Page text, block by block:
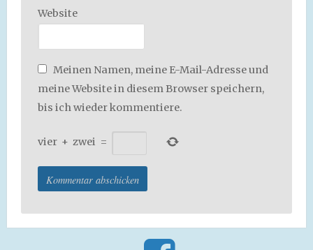
Website
Meinen Namen, meine E-Mail-Adresse und
meine Website in diesem Browser speichern,
bis ich wieder kommentiere.
vier + zwei =